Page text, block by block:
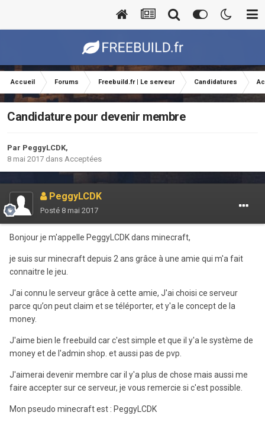
Accueil Forums Freebuild.fr | Le serveur Candidatures
Candidature pour devenir membre
Par PeggyLCDK,
8 mai 2017 dans Acceptées
PeggyLCDK
Posté 8 mai 2017
Bonjour je m'appelle PeggyLCDK dans minecraft,
je suis sur minecraft depuis 2 ans grâce à une amie qui m'a fait
connaitre le jeu.
J'ai connu le serveur grâce à cette amie, J'ai choisi ce serveur
parce qu’on peut claim et se téléporter, et y'a le concept de la
money.
J'aime bien le freebuild car c'est simple et que il y'a le système de
money et de l'admin shop. et aussi pas de pvp.
J'aimerai devenir membre car il y'a plus de chose mais aussi me
faire accepter sur ce serveur, je vous remercie si c'est possible.
Mon pseudo minecraft est : PeggyLCDK